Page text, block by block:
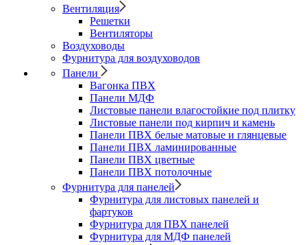
Вентиляция
Решетки
Вентиляторы
Воздуховоды
Фурнитура для воздуховодов
Панели
Вагонка ПВХ
Панели МДФ
Листовые панели влагостойкие под плитку
Листовые панели под кирпич и камень
Панели ПВХ белые матовые и глянцевые
Панели ПВХ ламинированные
Панели ПВХ цветные
Панели ПВХ потолочные
Фурнитура для панелей
Фурнитура для листовых панелей и
фартуков
Фурнитура для ПВХ панелей
Фурнитура для МДФ панелей